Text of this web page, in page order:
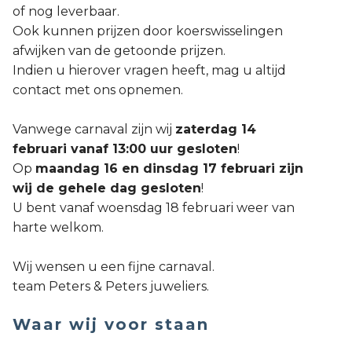
of nog leverbaar.
Ook kunnen prijzen door koerswisselingen
afwijken van de getoonde prijzen.
Indien u hierover vragen heeft, mag u altijd
contact met ons opnemen.
Vanwege carnaval zijn wij zaterdag 14
februari vanaf 13:00 uur gesloten!
Op maandag 16 en dinsdag 17 februari zijn
wij de gehele dag gesloten!
U bent vanaf woensdag 18 februari weer van
harte welkom.
Wij wensen u een fijne carnaval.
team Peters & Peters juweliers.
Waar wij voor staan